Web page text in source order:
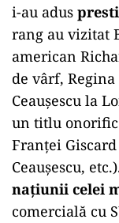
i-au adus
rang au vizitat
american
de vârf,
Ceaușescu la
un titlu
Franței
Ceaușescu,
națiunii celei
comercială cu